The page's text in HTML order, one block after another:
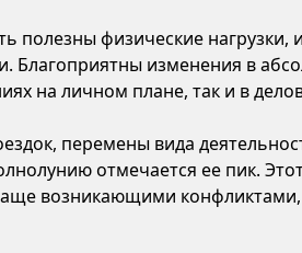
полезны физические нагрузки,
Благоприятны изменения в
на личном плане, так и в
перемены вида
отмечается ее пик.
возникающими